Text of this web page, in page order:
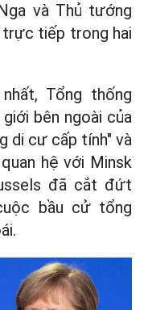
và Thủ tướng
tiếp trong hai
Tổng thống
bên ngoài của
di cư cấp tính" và
hệ với Minsk
đã cắt đứt
bầu cử tổng